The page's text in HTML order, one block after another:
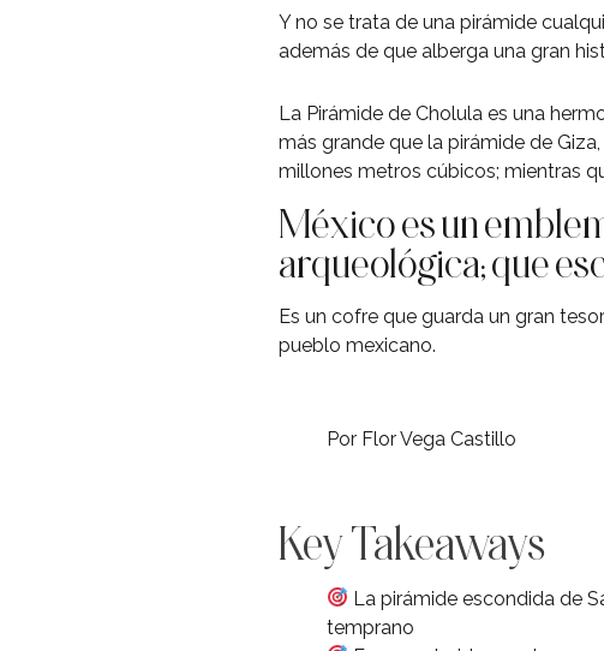
Y no se trata de una pirámide
además de que alberga una gran
La Pirámide de Cholula es una
más grande que la pirámide de
millones metros cúbicos; mientras
México es un
arqueológica; que
Es un cofre que guarda un gran
pueblo mexicano.
Por Flor Vega Castillo
Key Takeaways
La pirámide escondida de
temprano